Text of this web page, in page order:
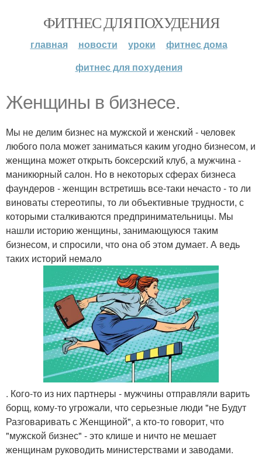
ФИТНЕС ДЛЯ ПОХУДЕНИЯ
главная новости уроки
фитнес дома
фитнес для похудения
Женщины в бизнесе.
Мы не делим бизнес на мужской и женский - человек
любого пола может заниматься каким угодно бизнесом, и
женщина может открыть боксерский клуб, а мужчина -
маникюрный салон. Но в некоторых сферах бизнеса
фаундеров - женщин встретишь все-таки нечасто - то ли
виноваты стереотипы, то ли объективные трудности, с
которыми сталкиваются предпринимательницы. Мы
нашли историю женщины, занимающуюся таким
бизнесом, и спросили, что она об этом думает. А ведь
таких историй немало
. Кого-то из них партнеры - мужчины отправляли варить
борщ, кому-то угрожали, что серьезные люди "не Будут
Разговаривать с Женщиной", а кто-то говорит, что
"мужской бизнес" - это клише и ничто не мешает
женщинам руководить министерствами и заводами.